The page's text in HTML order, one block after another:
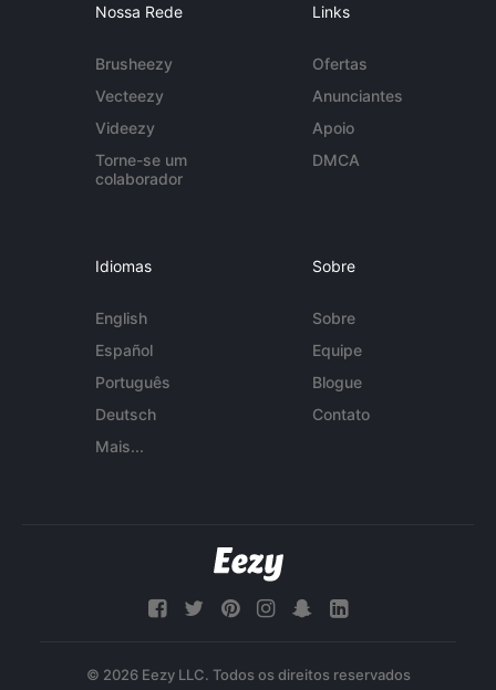
Nossa Rede
Brusheezy
Vecteezy
Videezy
Torne-se um
colaborador
Links
Ofertas
Anunciantes
Apoio
DMCA
Idiomas
English
Español
Português
Deutsch
Mais...
Sobre
Sobre
Equipe
Blogue
Contato
© 2026 Eezy LLC. Todos os direitos reservados